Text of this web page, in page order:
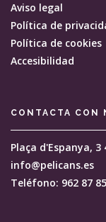
Aviso legal
Política de
Política de cookies
Accesibilidad
CONTACTA CON
Plaça d'Espanya, 3
info@pelicans.es
Teléfono: 962 87